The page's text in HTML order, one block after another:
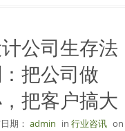
公司生存法
把公司做
把客户搞大
期： admin in 行业咨讯 on